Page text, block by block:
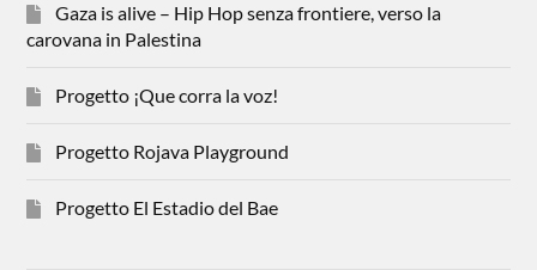
Gaza is alive – Hip Hop senza frontiere, verso la
carovana in Palestina
Progetto ¡Que corra la voz!
Progetto Rojava Playground
Progetto El Estadio del Bae